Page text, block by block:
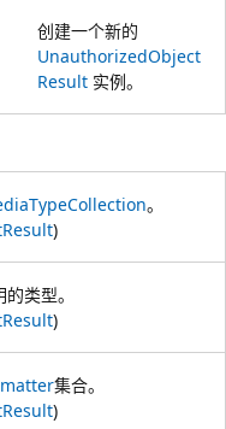
创建一个新的
UnauthorizedObject
Result 实例。
。
)
类型。
)
集合。
)